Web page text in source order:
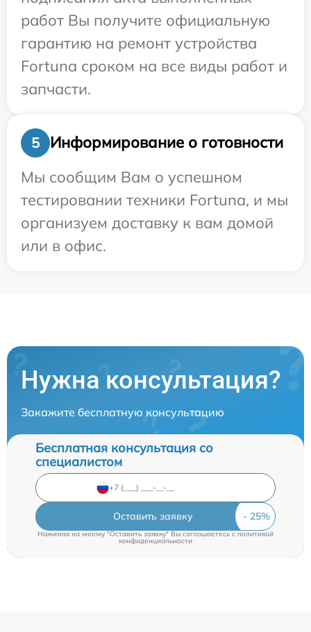
работ Вы получите официальную
гарантию на ремонт устройства
Fortuna сроком на все виды работ и
запчасти.
5
Информирование о готовности
Мы сообщим Вам о успешном
тестировании техники Fortuna, и мы
организуем доставку к вам домой
или в офис.
Нужна консультация?
Закажите бесплатную консультацию
Бесплатная консультация со
специалистом
Оставить заявку
Нажимая на кнопку "Оставить заявку" Вы соглашаетесь cполитикой
конфиденциальности